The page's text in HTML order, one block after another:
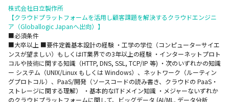
株式会社日立製作所
【クラウドプラットフォームを活用し顧客課題を解決するクラウドエンジニ
ア（Globallogic Japanへ出向）】
■必須条件
■大卒以上 ■要件定義基本設計の経験 ・工学の学位（コンピューターサイエ
ンスが望ましい）もしくはIT業界での3年以上の経験 ・インターネットプロト
コルや技術に関する知識（HTTP, DNS, SSL, TCP/IP 等) ・次のいずれかの知識
ー システム（UNIX/Linux もしくは Windows）、ネットワーク（ルーティン
グプロトコル）、PaaS/開発（ソースコードの読み書き、クラウドの PaaS・
ストレージに関する理解） ・基本的なITドメイン知識 ・メジャーないずれか
のクラウドプラットフォームに関して、ビッグデータ (AI/ML, データ分析